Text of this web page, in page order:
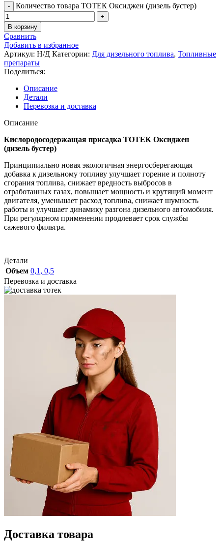
Количество товара ТОТЕК Оксиджен (дизель бустер)
В корзину
Сравнить
Добавить в избранное
Артикул: Н/Д Категории: Для дизельного топлива, Топливные
препараты
Поделиться:
Описание
Детали
Перевозка и доставка
Описание
Кислородосодержащая присадка ТОТЕК Оксиджен
(дизель бустер)
Принципиально новая экологичная энергосберегающая
добавка к дизельному топливу улучшает горение и полноту
сгорания топлива, снижает вредность выбросов в
отработанных газах, повышает мощность и крутящий момент
двигателя, уменьшает расход топлива, снижает шумность
работы и улучшает динамику разгона дизельного автомобиля.
При регулярном применении продлевает срок службы
сажевого фильтра.
Детали
Объем 0,1 , 0,5
Перевозка и доставка
Доставка товара